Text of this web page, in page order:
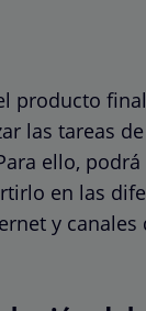
producto
las tareas
ello,
en las
y canales